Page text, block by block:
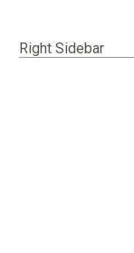
Right Sidebar